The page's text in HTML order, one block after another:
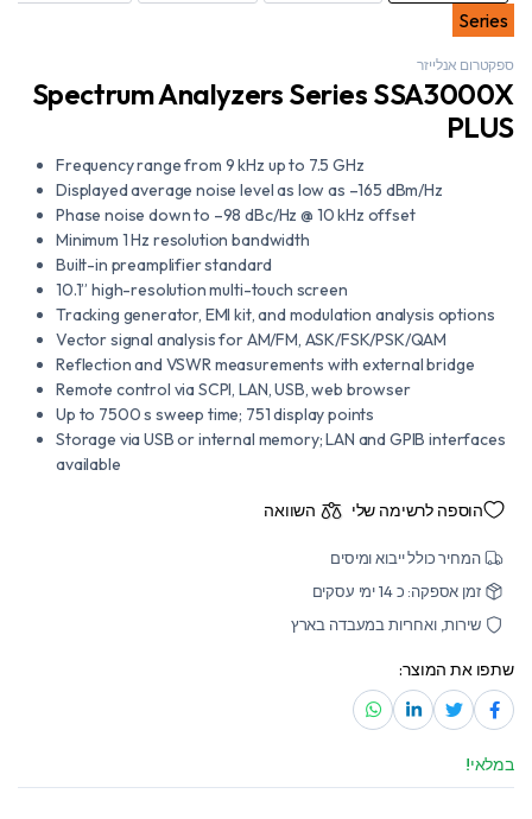
Series
ספקטרום אנלייזר
Spectrum Analyzers Series SSA3000X
PLUS
Frequency range from 9 kHz up to 7.5 GHz
Displayed average noise level as low as –165 dBm/Hz
Phase noise down to –98 dBc/Hz @ 10 kHz offset
Minimum 1 Hz resolution bandwidth
Built-in preamplifier standard
10.1” high-resolution multi-touch screen
Tracking generator, EMI kit, and modulation analysis options
Vector signal analysis for AM/FM, ASK/FSK/PSK/QAM
Reflection and VSWR measurements with external bridge
Remote control via SCPI, LAN, USB, web browser
Up to 7500 s sweep time; 751 display points
Storage via USB or internal memory; LAN and GPIB interfaces
available
הוספה לרשימה שלי השוואה
המחיר כולל ייבוא ומיסים
זמן אספקה: כ 14 ימי עסקים
שירות, ואחריות במעבדה בארץ
שתפו את המוצר:
במלאי!